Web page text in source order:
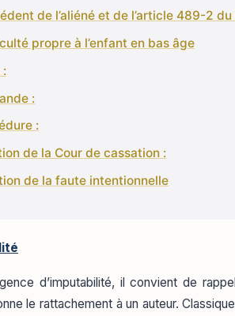
de l’aliéné et de l’article 489-2
propre à l’enfant en bas âge
:
:
:
de la Cour de cassation :
de la faute intentionnelle
d’imputabilité, il convient de
le rattachement à un auteur.